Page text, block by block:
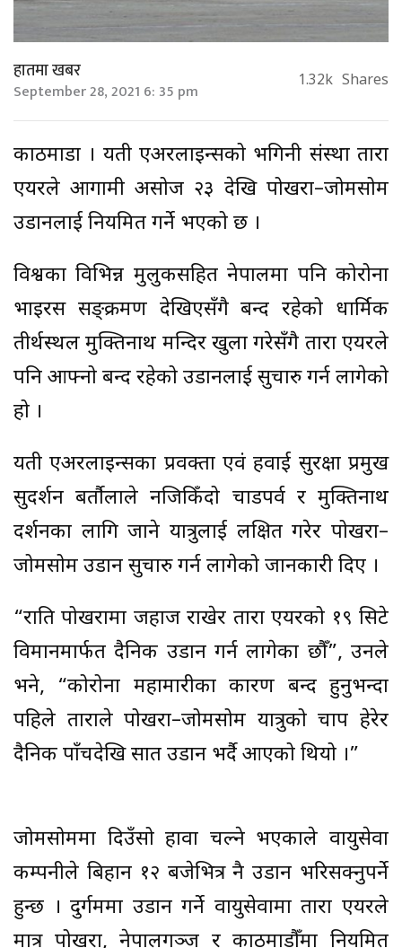
हातमा खबर
September 28, 2021 6: 35 pm 1.32k Shares
काठमाडौं । यती एअरलाइन्सको भगिनी संस्था तारा
एयरले आगामी असोज २३ देखि पोखरा–जोमसोम
उडानलाई नियमित गर्ने भएको छ ।
विश्वका विभिन्न मुलुकसहित नेपालमा पनि कोरोना
भाइरस सङ्क्रमण देखिएसँगै बन्द रहेको धार्मिक
तीर्थस्थल मुक्तिनाथ मन्दिर खुला गरेसँगै तारा एयरले
पनि आफ्नो बन्द रहेको उडानलाई सुचारु गर्न लागेको
हो ।
यती एअरलाइन्सका प्रवक्ता एवं हवाई सुरक्षा प्रमुख
सुदर्शन बर्तौलाले नजिकिँदो चाडपर्व र मुक्तिनाथ
दर्शनका लागि जाने यात्रुलाई लक्षित गरेर पोखरा–
जोमसोम उडान सुचारु गर्न लागेको जानकारी दिए ।
“राति पोखरामा जहाज राखेर तारा एयरको १९ सिटे
विमानमार्फत दैनिक उडान गर्न लागेका छौँ”, उनले
भने, “कोरोना महामारीका कारण बन्द हुनुभन्दा
पहिले ताराले पोखरा–जोमसोम यात्रुको चाप हेरेर
दैनिक पाँचदेखि सात उडान भर्दै आएको थियो ।”
जोमसोममा दिउँसो हावा चल्ने भएकाले वायुसेवा
कम्पनीले बिहान १२ बजेभित्र नै उडान भरिसक्नुपर्ने
हुन्छ । दुर्गममा उडान गर्ने वायुसेवामा तारा एयरले
मात्र पोखरा, नेपालगञ्ज र काठमाडौँमा नियमित